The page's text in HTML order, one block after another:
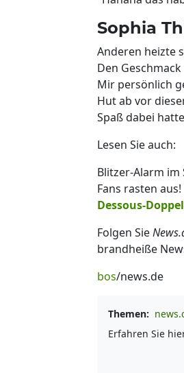
Sophia
Anderen heizte
Den
Mir persönlich
Hut ab vor
Spaß dabei
Lesen Sie auch:
Blitzer-Alarm im
Fans rasten
Dessous-
Folgen Sie
brandheiße
bos/news.de
Themen:
Erfahren Sie